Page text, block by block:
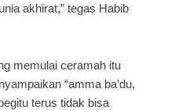
akhirat,” tegas Habib
memulai ceramah itu
“amma ba’du,
terus tidak bisa